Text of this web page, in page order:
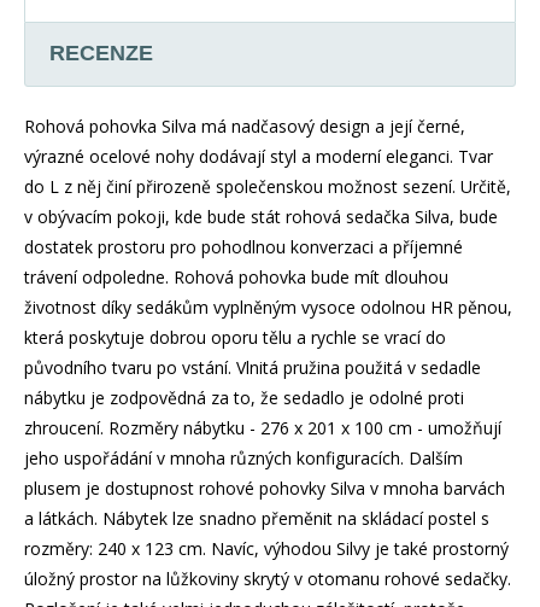
RECENZE
Rohová pohovka Silva má nadčasový design a její černé,
výrazné ocelové nohy dodávají styl a moderní eleganci. Tvar
do L z něj činí přirozeně společenskou možnost sezení. Určitě,
v obývacím pokoji, kde bude stát rohová sedačka Silva, bude
dostatek prostoru pro pohodlnou konverzaci a příjemné
trávení odpoledne. Rohová pohovka bude mít dlouhou
životnost díky sedákům vyplněným vysoce odolnou HR pěnou,
která poskytuje dobrou oporu tělu a rychle se vrací do
původního tvaru po vstání. Vlnitá pružina použitá v sedadle
nábytku je zodpovědná za to, že sedadlo je odolné proti
zhroucení. Rozměry nábytku - 276 x 201 x 100 cm - umožňují
jeho uspořádání v mnoha různých konfiguracích. Dalším
plusem je dostupnost rohové pohovky Silva v mnoha barvách
a látkách. Nábytek lze snadno přeměnit na skládací postel s
rozměry: 240 x 123 cm. Navíc, výhodou Silvy je také prostorný
úložný prostor na lůžkoviny skrytý v otomanu rohové sedačky.